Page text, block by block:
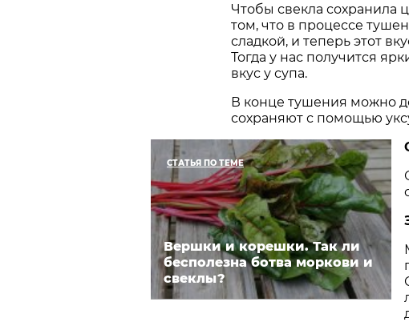
Чтобы свекла сохранила
том, что в процессе
сладкой, и теперь этот
Тогда у нас получится
вкус у супа.
В конце тушения можно
сохраняют с помощью
СТАТЬЯ ПО ТЕМЕ
Вершки и корешки. Так ли
бесполезна ботва моркови и
свеклы?